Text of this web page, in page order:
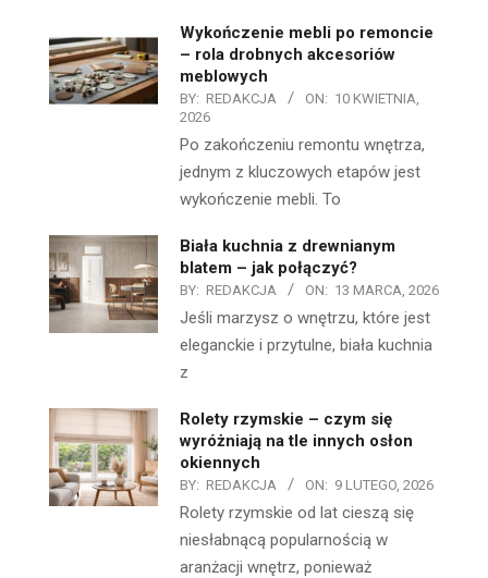
Wykończenie mebli po remoncie
– rola drobnych akcesoriów
meblowych
BY: REDAKCJA ON: 10 KWIETNIA,
2026
Po zakończeniu remontu wnętrza,
jednym z kluczowych etapów jest
wykończenie mebli. To
Biała kuchnia z drewnianym
blatem – jak połączyć?
BY: REDAKCJA ON: 13 MARCA, 2026
Jeśli marzysz o wnętrzu, które jest
eleganckie i przytulne, biała kuchnia
z
Rolety rzymskie – czym się
wyróżniają na tle innych osłon
okiennych
BY: REDAKCJA ON: 9 LUTEGO, 2026
Rolety rzymskie od lat cieszą się
niesłabnącą popularnością w
aranżacji wnętrz, ponieważ